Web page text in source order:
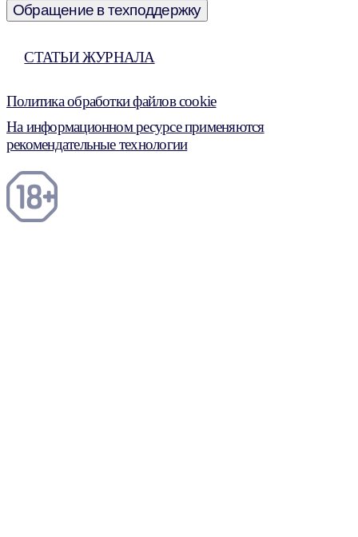
Обращение в техподдержку
СТАТЬИ ЖУРНАЛА
Политика обработки файлов cookie
На информационном ресурсе применяются
рекомендательные технологии